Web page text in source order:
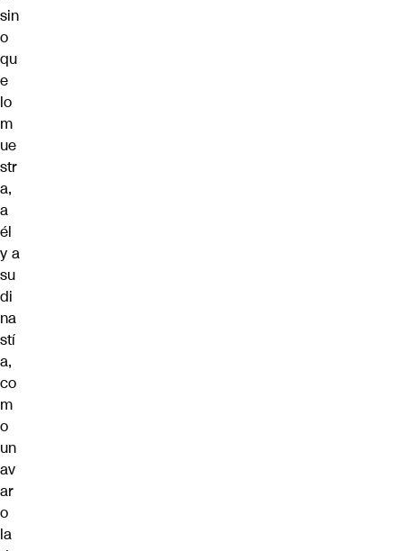
sin
o
qu
e
lo
m
ue
str
a,
a
él
y a
su
di
na
stí
a,
co
m
o
un
av
ar
o
la